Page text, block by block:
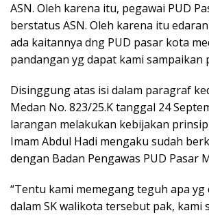
ASN. Oleh karena itu, pegawai PUD
berstatus ASN. Oleh karena itu
ada kaitannya dng PUD pasar kota
pandangan yg dapat kami sampaikan
Disinggung atas isi dalam paragraf
Medan No. 823/25.K tanggal 24
larangan melakukan kebijakan
Imam Abdul Hadi mengaku sudah
dengan Badan Pengawas PUD Pasar
“Tentu kami memegang teguh apa yg
dalam SK walikota tersebut pak, kami